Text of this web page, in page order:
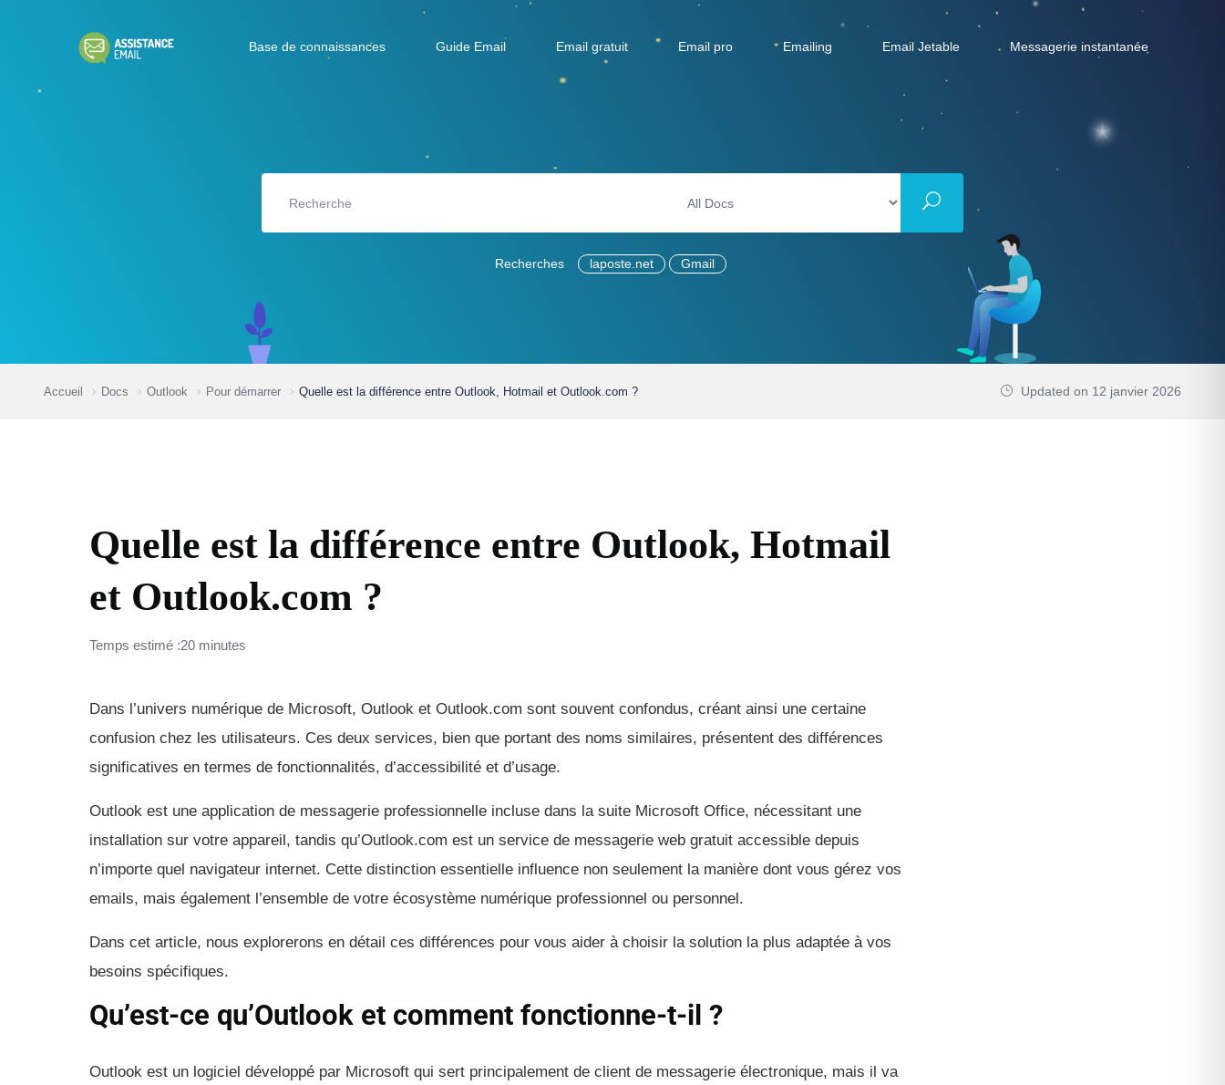
Base de connaissances Guide Email Email gratuit Email pro Emailing Email Jetable Messagerie instantanée
Recherches laposte.net Gmail
Accueil Docs Outlook Pour démarrer Quelle est la différence entre Outlook, Hotmail et Outlook.com ? Updated on 12 janvier 2026
Quelle est la différence entre Outlook, Hotmail
et Outlook.com ?
Temps estimé :20 minutes
Dans l’univers numérique de Microsoft, Outlook et Outlook.com sont souvent confondus, créant ainsi une certaine
confusion chez les utilisateurs. Ces deux services, bien que portant des noms similaires, présentent des différences
significatives en termes de fonctionnalités, d’accessibilité et d’usage.
Outlook est une application de messagerie professionnelle incluse dans la suite Microsoft Office, nécessitant une
installation sur votre appareil, tandis qu’Outlook.com est un service de messagerie web gratuit accessible depuis
n’importe quel navigateur internet. Cette distinction essentielle influence non seulement la manière dont vous gérez vos
emails, mais également l’ensemble de votre écosystème numérique professionnel ou personnel.
Dans cet article, nous explorerons en détail ces différences pour vous aider à choisir la solution la plus adaptée à vos
besoins spécifiques.
Qu’est-ce qu’Outlook et comment fonctionne-t-il ?
Outlook est un logiciel développé par Microsoft qui sert principalement de client de messagerie électronique, mais il va